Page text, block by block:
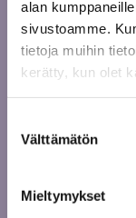
alan
sivustoamme.
tietoja muihin
kerätty, kun olet
valinta
Välttämätön
Mieltymykset
epävarmuus
kohdattu
työtä.” Anttilan
puolesta jatkuu.
Jaa artikkeli